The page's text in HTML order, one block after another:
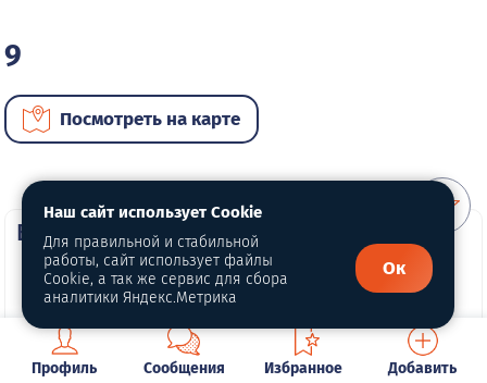
9
Посмотреть на карте
ВИП автомобили
Профиль Сообщения Избранное Добавить
Наш сайт использует Cookie
Для правильной и стабильной
работы, сайт использует файлы
Cookie, а так же сервис для сбора
аналитики Яндекс.Метрика
Ок